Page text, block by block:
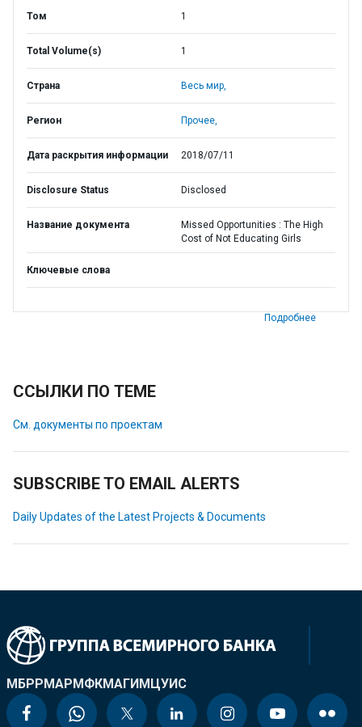
Том 1
Total Volume(s) 1
Страна Весь мир,
Регион Прочее,
Дата раскрытия информации 2018/07/11
Disclosure Status Disclosed
Название документа
Missed Opportunities : The High
Cost of Not Educating Girls
Ключевые слова
Подробнее
ССЫЛКИ ПО ТЕМЕ
См. документы по проектам
SUBSCRIBE TO EMAIL ALERTS
Daily Updates of the Latest Projects & Documents
МБРРМАРМФКМАГИМЦУИС